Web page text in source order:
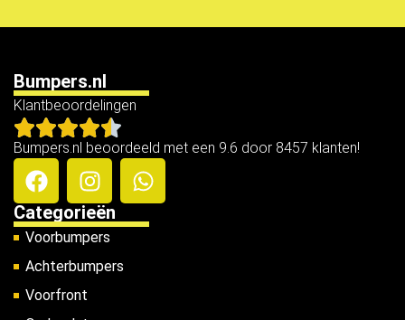
Bumpers.nl
Klantbeoordelingen
Bumpers.nl beoordeeld met een 9.6 door 8457 klanten!
Categorieën
Voorbumpers
Achterbumpers
Voorfront